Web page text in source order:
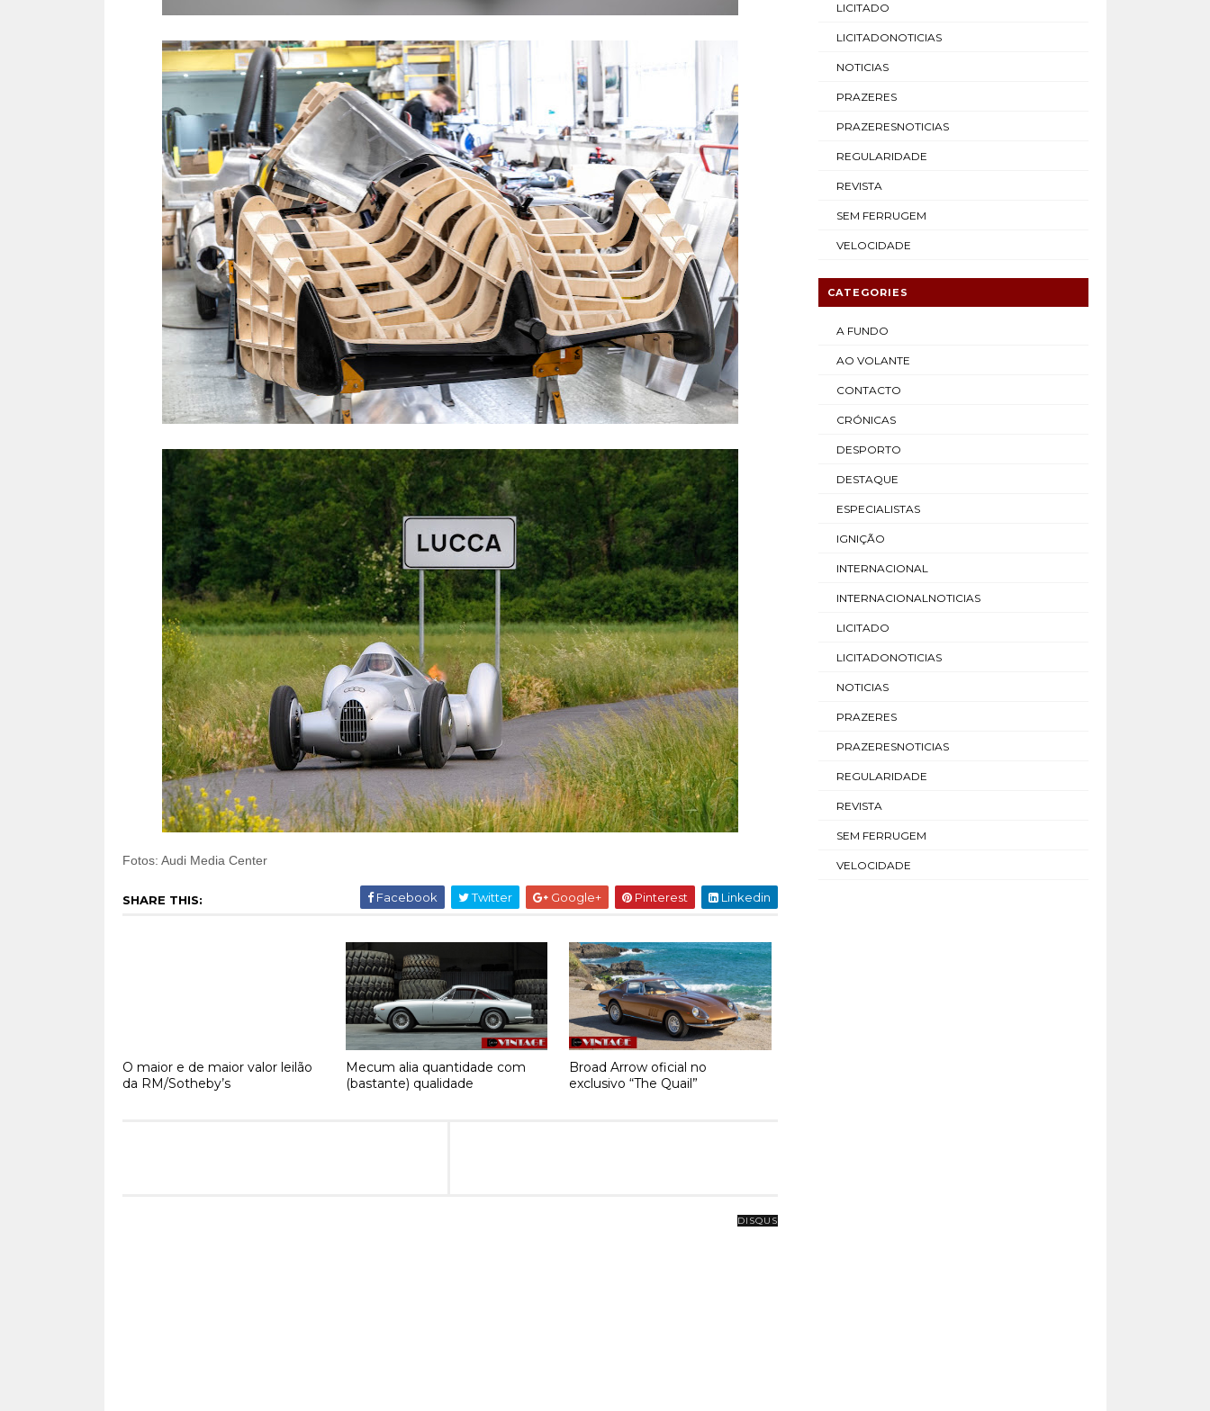
Fotos: Audi Media Center
SHARE THIS: Facebook Twitter Google+ Pinterest Linkedin
O maior e de maior valor leilão
da RM/Sotheby’s
Mecum alia quantidade com
(bastante) qualidade
Broad Arrow oficial no
exclusivo “The Quail”
DISQUS
LICITADO
LICITADONOTICIAS
NOTICIAS
PRAZERES
PRAZERESNOTICIAS
REGULARIDADE
REVISTA
SEM FERRUGEM
VELOCIDADE
CATEGORIES
A FUNDO
AO VOLANTE
CONTACTO
CRÓNICAS
DESPORTO
DESTAQUE
ESPECIALISTAS
IGNIÇÃO
INTERNACIONAL
INTERNACIONALNOTICIAS
LICITADO
LICITADONOTICIAS
NOTICIAS
PRAZERES
PRAZERESNOTICIAS
REGULARIDADE
REVISTA
SEM FERRUGEM
VELOCIDADE